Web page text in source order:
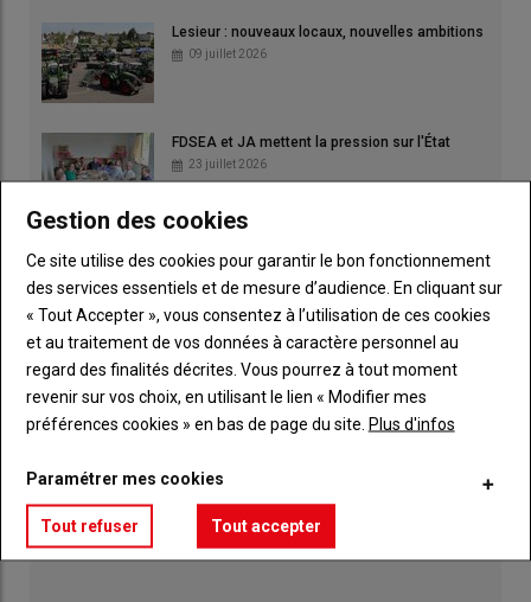
Lesieur : nouveaux locaux, nouvelles ambitions
09 juillet 2026
FDSEA et JA mettent la pression sur l'État
23 juillet 2026
l'État
09 juillet 2026
Face à la crise fourragère, l'élevage laitier
réclame un plan d'urgence
30 juillet 2026
Gestion des cookies
Ce site utilise des cookies pour garantir le bon fonctionnement
des services essentiels et de mesure d’audience. En cliquant sur
« Tout Accepter », vous consentez à l’utilisation de ces cookies
et au traitement de vos données à caractère personnel au
regard des finalités décrites. Vous pourrez à tout moment
revenir sur vos choix, en utilisant le lien « Modifier mes
préférences cookies » en bas de page du site. Plus d'infos
Paramétrer mes cookies
Tout refuser Tout accepter